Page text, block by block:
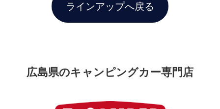
ラインアップへ戻る
広島県のキャンピングカー専門店